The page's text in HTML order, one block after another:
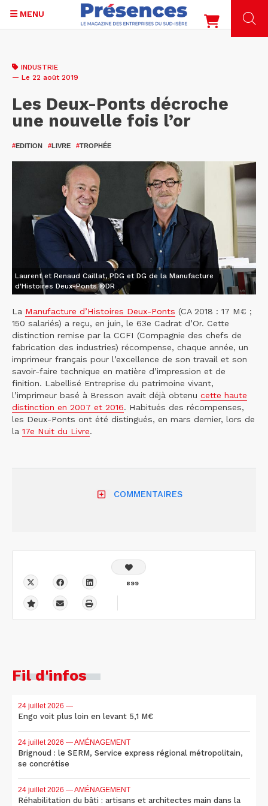
contenu
MENU
INDUSTRIE
— Le 22 août 2019
Les Deux-Ponts décroche
une nouvelle fois l’or
#EDITION #LIVRE #TROPHÉE
Laurent et Renaud Caillat, PDG et DG de la Manufacture
d'Histoires Deux-Ponts ©DR
La Manufacture d’Histoires Deux-Ponts (CA 2018 : 17 M€ ;
150 salariés) a reçu, en juin, le 63e Cadrat d’Or. Cette
distinction remise par la CCFI (Compagnie des chefs de
fabrication des industries) récompense, chaque année, un
imprimeur français pour l’excellence de son travail et son
savoir-faire technique en matière d’impression et de
finition. Labellisé Entreprise du patrimoine vivant,
l’imprimeur basé à Bresson avait déjà obtenu cette haute
distinction en 2007 et 2016. Habitués des récompenses,
les Deux-Ponts ont été distingués, en mars dernier, lors de
la 17e Nuit du Livre.
COMMENTAIRES
899
Fil d'infos
24 juillet 2026 —
Engo voit plus loin en levant 5,1 M€
24 juillet 2026 — AMÉNAGEMENT
Brignoud : le SERM, Service express régional métropolitain,
se concrétise
24 juillet 2026 — AMÉNAGEMENT
Réhabilitation du bâti : artisans et architectes main dans la